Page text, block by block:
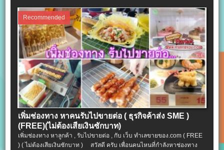
Recommended
เพิ่มช่องทาง หาคนรับไปขายต่อ ( ธุรกิจค้าส่ง SME )
(FREE)(ไม่ต้องเสียเงินซักบาท)
เพิ่มช่องทาง หาลูกค้า , รับไปขายต่อ , กับ เว็บ ทำเลขายของ.com ( FREE
) ( ไม่ต้องเสียเงินซักบาท ) สวัสดี ครับ เพื่อนคนไหนที่กำลังหาช่องทาง